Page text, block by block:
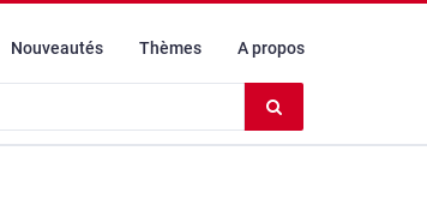
Nouveautés Thèmes A propos
le